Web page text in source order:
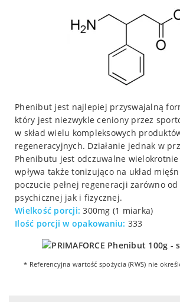
Phenibut jest najlepiej przyswajalną
który jest niezwykle ceniony przez
w skład wielu kompleksowych
regeneracyjnych. Działanie jednak w
Phenibutu jest odczuwalne
wpływa także tonizująco na układ
poczucie pełnej regeneracji zarówno
psychicznej jak i fizycznej.
Wielkość porcji: 300mg (1 miarka)
Ilość porcji w opakowaniu: 333
* Referencyjna wartość spożycia (RWS) nie